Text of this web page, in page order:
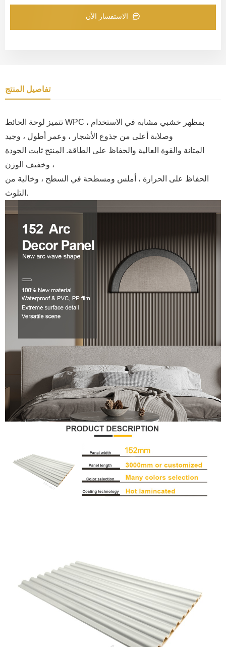
تفاصيل المنتج
تتميز لوحة الحائط WPC بمظهر خشبي مشابه في الاستخدام ،
وصلابة أعلى من جذوع الأشجار ، وعمر أطول ، وجيد
المتانة والقوة العالية والحفاظ على الطاقة. المنتج ثابت الجودة
وخفيف الوزن ،
الحفاظ على الحرارة ، أملس ومسطحة في السطح ، وخالية من
التلوث.